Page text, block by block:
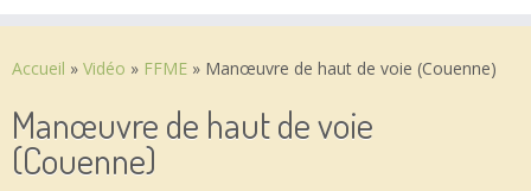
Accueil » Vidéo » FFME » Manœuvre de haut de voie (Couenne)
Manœuvre de haut de voie
(Couenne)